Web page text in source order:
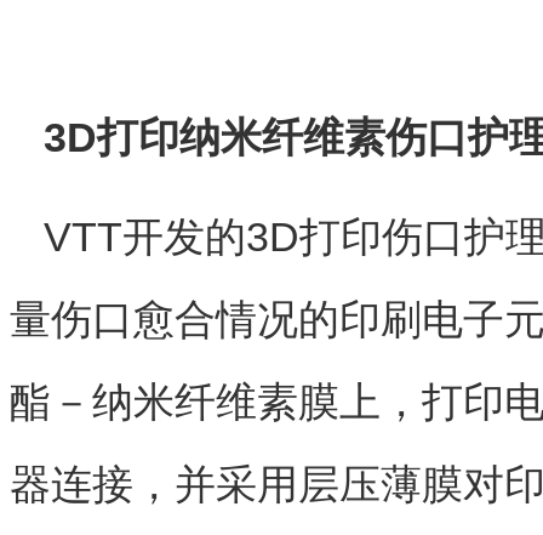
3D打印纳米纤维素伤口护
VTT开发的3D打印伤口护
量伤口愈合情况的印刷电子
酯－纳米纤维素膜上，打印
器连接，并采用层压薄膜对